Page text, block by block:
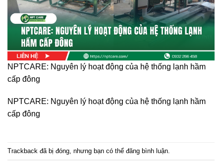
NPTCARE: Nguyên lý hoạt động của hệ thống lạnh hầm
cấp đông
NPTCARE: Nguyên lý hoạt động của hệ thống lạnh hầm
cấp đông
Trackback đã bị đóng, nhưng bạn có thể đăng bình luận